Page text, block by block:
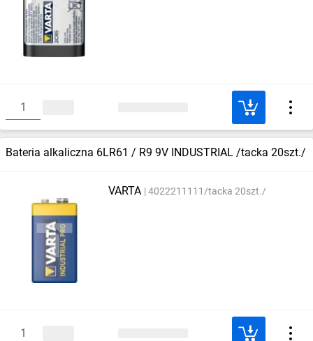
Bateria alkaliczna 6LR61 / R9 9V INDUSTRIAL /tacka 20szt./
VARTA 4022211111/tacka 20szt./